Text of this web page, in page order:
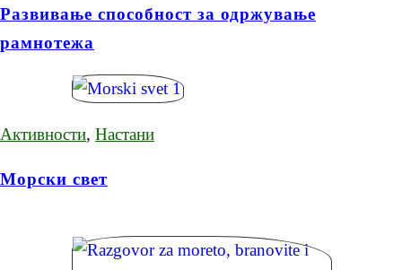
Развивање способност за одржување
рамнотежа
Активности, Настани
Морски свет